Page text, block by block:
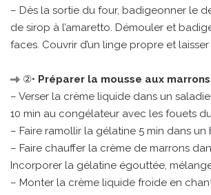
– Dès la sortie du four, badigeonner le
de sirop à l’amaretto. Démouler et
faces. Couvrir d’un linge propre et laisser
②• Préparer la mousse aux marrons
– Verser la crème liquide dans un
10 min au congélateur avec les fouets
– Faire ramollir la gélatine 5 min dans un
– Faire chauffer la crème de marrons
Incorporer la gélatine égouttée,
– Monter la crème liquide froide en